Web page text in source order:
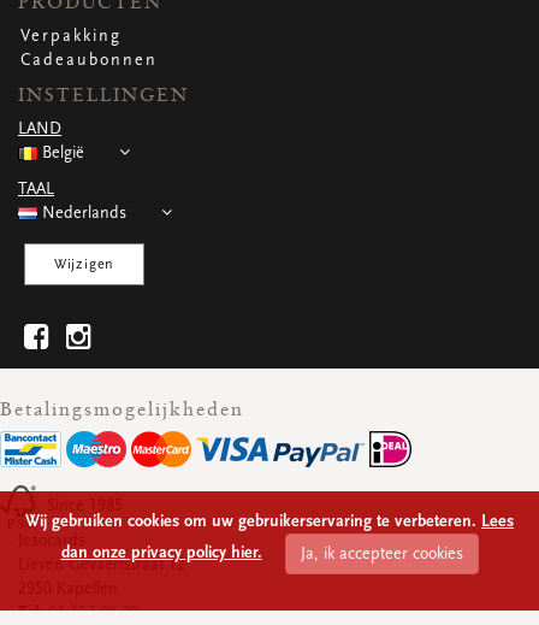
Verpakking
Cadeaubonnen
INSTELLINGEN
LAND
België
TAAL
Nederlands
Wijzigen
Betalingsmogelijkheden
Jesocards
Lieven Gevaertstraat 12
Tel: 03 317 09 70
Wij gebruiken cookies om uw gebruikerservaring te verbeteren. Lees
dan onze privacy policy hier.
Ja, ik accepteer cookies